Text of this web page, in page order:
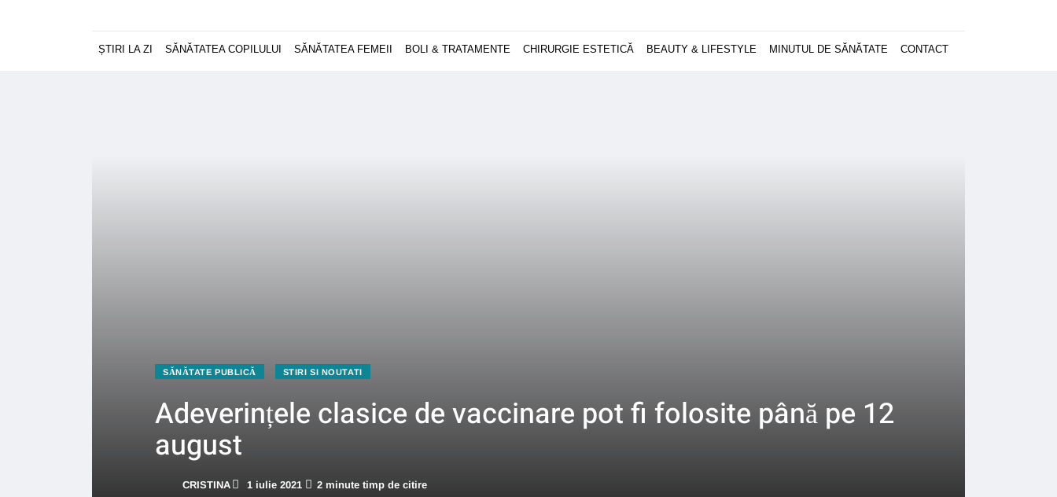
ȘTIRI LA ZI SĂNĂTATEA COPILULUI SĂNĂTATEA FEMEII BOLI & TRATAMENTE CHIRURGIE ESTETICĂ BEAUTY & LIFESTYLE MINUTUL DE SĂNĂTATE CONTACT
SĂNĂTATE PUBLICĂ STIRI SI NOUTATI
Adeverințele clasice de vaccinare pot fi folosite până pe 12
august
CRISTINA 1 iulie 2021 2 minute timp de citire